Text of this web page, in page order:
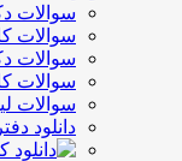
سوالات
سوالات
سوالات
سوالات
سوالات
دانلود